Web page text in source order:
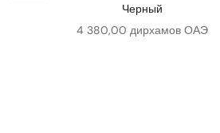
Черный
Цена продажи
4 380,00 дирхамов ОАЭ